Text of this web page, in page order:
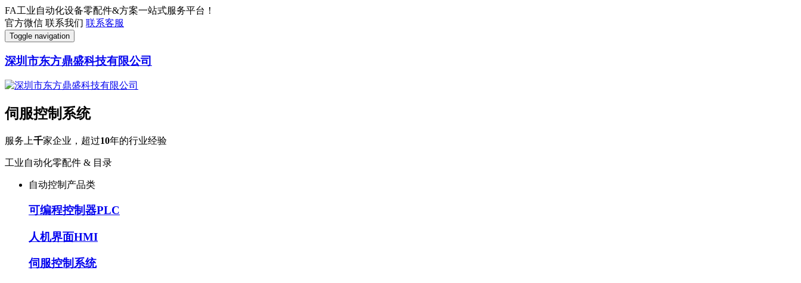
FA工业自动化设备零配件&方案一站式服务平台！
官方微信 联系我们 联系客服
Toggle navigation
深圳市东方鼎盛科技有限公司
伺服控制系统
服务上千家企业，超过10年的行业经验
工业自动化零配件 & 目录
自动控制产品类
可编程控制器PLC
人机界面HMI
伺服控制系统